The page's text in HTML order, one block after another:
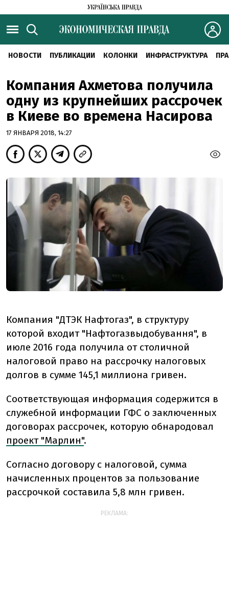
НОВОСТИ ПУБЛИКАЦИИ КОЛОНКИ ИНФРАСТРУКТУРА
Компания Ахметова получила
одну из крупнейших рассрочек
в Киеве во времена Насирова
17 ЯНВАРЯ 2018, 14:27
Компания "ДТЭК Нафтогаз", в структуру
которой входит "Нафтогазвыдобування", в
июле 2016 года получила от столичной
налоговой право на рассрочку налоговых
долгов в сумме 145,1 миллиона гривен.
Соответствующая информация содержится в
служебной информации ГФС о заключенных
договорах рассрочек, которую обнародовал
проект "Марлин".
Согласно договору с налоговой, сумма
начисленных процентов за пользование
рассрочкой составила 5,8 млн гривен.
РЕКЛАМА: